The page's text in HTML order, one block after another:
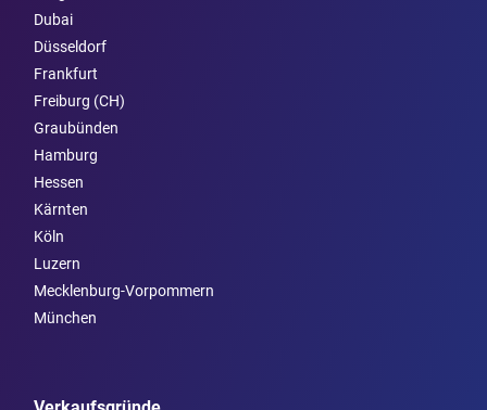
Dubai
Düsseldorf
Frankfurt
Freiburg (CH)
Graubünden
Hamburg
Hessen
Kärnten
Köln
Luzern
Mecklenburg-Vorpommern
München